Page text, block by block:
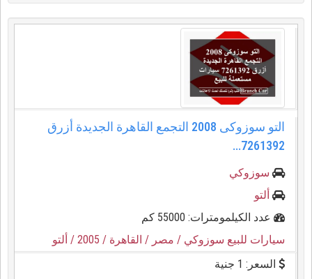
التو سوزوكى 2008 التجمع القاهرة الجديدة أزرق
7261392...
سوزوكي
ألتو
عدد الكيلمومترات: 55000 كم
سيارات للبيع سوزوكي / مصر / القاهرة / 2005
/ ألتو
السعر: 1 جنية